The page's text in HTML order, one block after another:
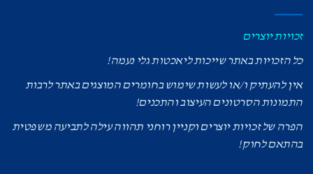
זכויות יוצרים
כל הזכויות באתר שייכות ליאכטות גלי נעמה!
אין להעתיק ו/או לעשות שימוש בחומרים המוצגים באתר לרבות
התמונות הסרטונים העיצוב והתכנים!
הפרה של זכויות יוצרים וקניין רוחני תהווה עילה לתביעה משפטית
בהתאם לחוק!